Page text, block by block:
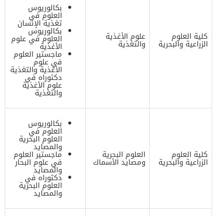
كلية العلوم
الزراعية والبحرية
علوم الأغذية
والتغذية
بكالوريوس
العلوم في
تغذية الإنسان
بكالوريوس
العلوم في علوم
الأغذية
ماجستير العلوم
في علوم
الأغذية والتغذية
دكتوراه في
علوم الأغذية
والتغذية
كلية العلوم
الزراعية والبحرية
العلوم البحرية
ومصايد الأسماك
بكالوريوس
العلوم في
العلوم البحرية
والمصايد
ماجستير العلوم
في علوم البحار
والمصايد
دكتوراه في
العلوم البحرية
والمصايد